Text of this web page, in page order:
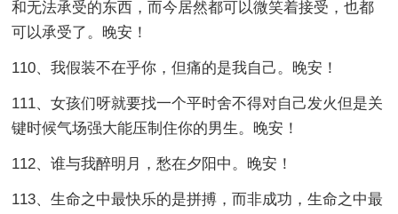
和无法承受的东西，而今居然都可以微笑着接受，也都
可以承受了。晚安！
110、我假装不在乎你，但痛的是我自己。晚安！
111、女孩们呀就要找一个平时舍不得对自己发火但是关
键时候气场强大能压制住你的男生。晚安！
112、谁与我醉明月，愁在夕阳中。晚安！
113、生命之中最快乐的是拼搏，而非成功，生命之中最